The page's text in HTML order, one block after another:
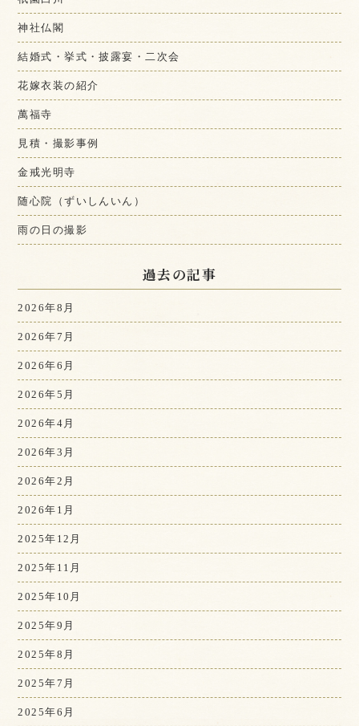
神社仏閣
結婚式・挙式・披露宴・二次会
花嫁衣装の紹介
萬福寺
見積・撮影事例
金戒光明寺
随心院（ずいしんいん）
雨の日の撮影
過去の記事
2026年8月
2026年7月
2026年6月
2026年5月
2026年4月
2026年3月
2026年2月
2026年1月
2025年12月
2025年11月
2025年10月
2025年9月
2025年8月
2025年7月
2025年6月